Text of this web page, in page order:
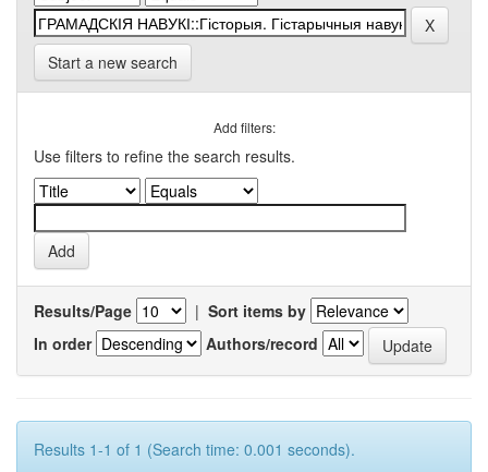
Start a new search
Add filters:
Use filters to refine the search results.
Results/Page | Sort items by
In order
Authors/record
Results 1-1 of 1 (Search time: 0.001 seconds).